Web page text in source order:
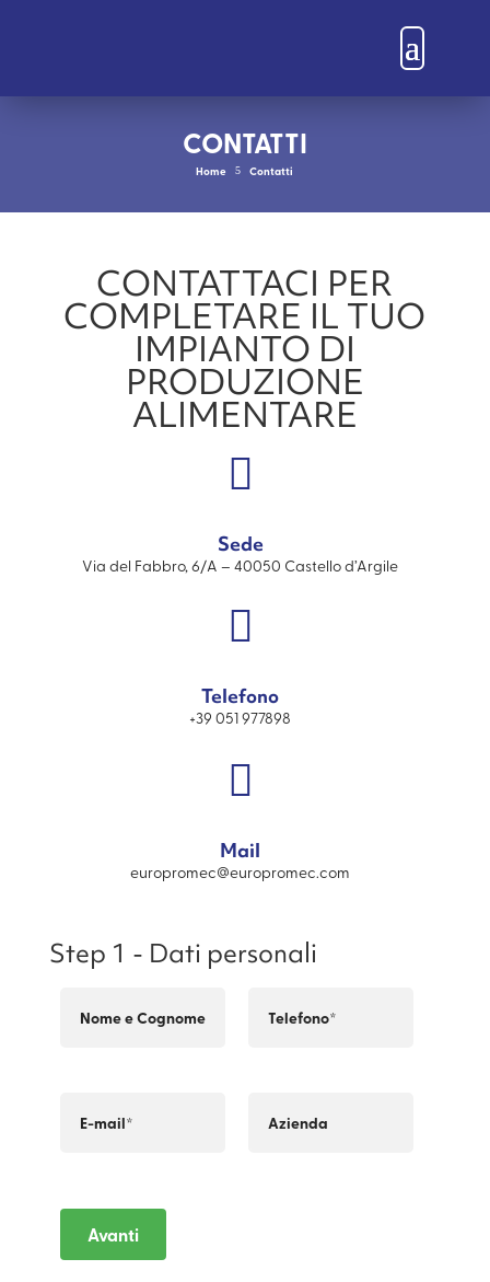
CONTATTI
Home 5 Contatti
CONTATTACI PER
COMPLETARE IL TUO
IMPIANTO DI
PRODUZIONE
ALIMENTARE

Sede
Via del Fabbro, 6/A– 40050 Castello d’Argile

Telefono
+39 051 977898

Mail
europromec@europromec.com
Step 1 - Dati personali
Avanti